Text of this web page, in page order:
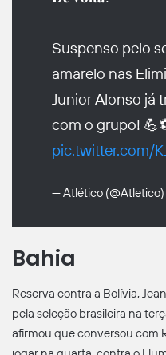
Suspenso pelo
amarelo nas
Junior Alonso já
com o grupo!
pic.twitter.com/
— Atlético (@Atletico)
Bahia
Reserva contra a Bolívia,
pela seleção brasileira na
afirmou que conversou com